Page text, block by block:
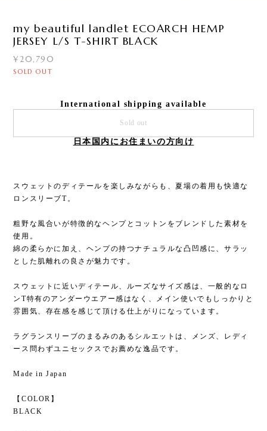
my beautiful landlet ECOARCH HEMP
JERSEY L/S T-SHIRT BLACK
¥20,790
SOLD OUT
International shipping available
Sold out
日本国内にお住まいの方向け
スウェットのディテールを楽しみながらも、夏場の着用も快適な
ロンスリーブT。
粗野な風合いが特徴的なヘンプとコットンをブレンドした素材を
使用。
綿の柔らかに加え、ヘンプの持つナチュラルな凸凹感に、サラッ
とした肌離れの良さが魅力です。
スウェットに近いディテール、ルーズなサイズ感は、一般的なロ
ンT特有のアンダーウエアー感はなく、メイン使いでもしっかりと
雰囲気、存在感を感じて頂ける仕上がりになっています。
ラグランスリーブのまるみのあるシルエットは、メンズ、レディ
ース問わずユニセックスでお薦めな逸品です。
Made in Japan
【COLOR】
BLACK